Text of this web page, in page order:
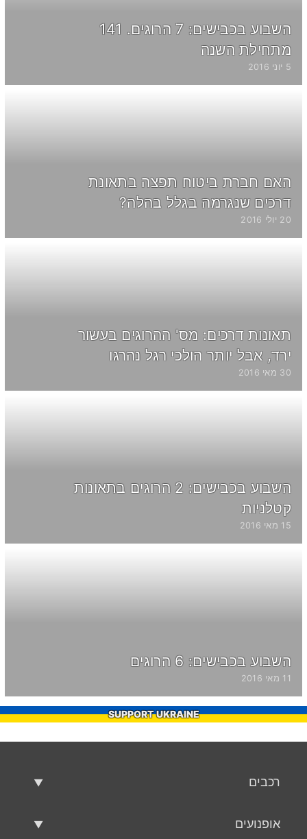
השבוע בכבישים: 7 הרוגים. 141
מתחילת השנה
5 יוני 2016
האם חברת ביטוח תפצה בתאונת
דרכים שנגרמה בגלל בהלה?
20 יולי 2016
תאונות דרכים: מס' ההרוגים בעשור
ירד, אבל יותר הולכי רגל נהרגו
30 מאי 2016
השבוע בכבישים: 2 הרוגים בתאונות
קטלניות
15 מאי 2016
השבוע בכבישים: 6 הרוגים
11 מאי 2016
SUPPORT UKRAINE
רכבים
אופנועים